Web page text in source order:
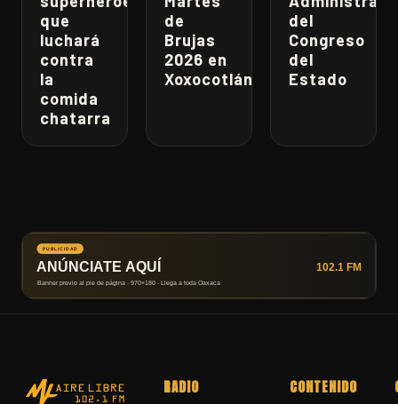
que
luchará
contra
la
comida
chatarra
de
Brujas
2026 en
Xoxocotlán
del
Congreso
del
Estado
RADIO CONTENIDO